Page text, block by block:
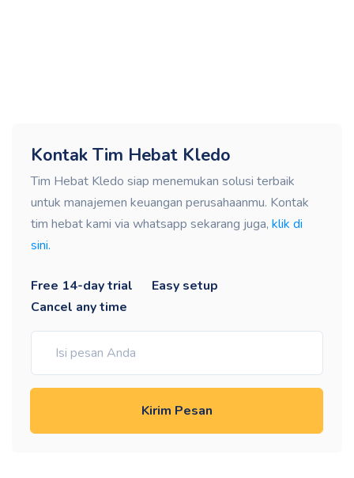
Kontak Tim Hebat Kledo
Tim Hebat Kledo siap menemukan solusi terbaik
untuk manajemen keuangan perusahaanmu. Kontak
tim hebat kami via whatsapp sekarang juga, klik di
sini.
Free 14-day trial
Easy setup
Cancel any time
Kirim Pesan